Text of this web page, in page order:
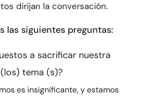
dirijan la conversación.
las siguientes preguntas:
a sacrificar nuestra
tema (s)?
es insignificante, y estamos